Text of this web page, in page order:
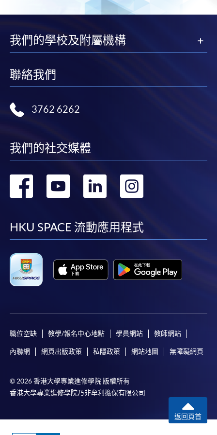
我們的學校及附屬機構
聯絡我們
3762 6262
我們的社交媒體
轉
facebook
轉
youtube
轉
linkedin
HKU SPACE 流動應用程式
職位空缺 教學/報名中心地點 學員網站 教師網站
內聯網 網頁出版政策 私隱政策 網站地圖 無障礙網頁
© 2026 香港大學專業進修學院 版權所有
香港大學專業進修學院乃非牟利擔保有限公司
返回頁首